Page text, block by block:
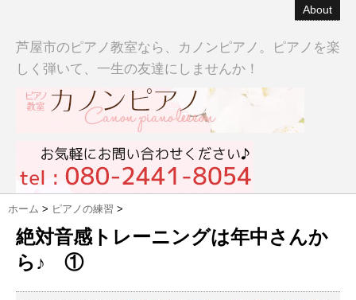
About
芦屋市のピアノ教室なら、カノンピアノ。ピアノを楽
しく弾いて、一生の友達にしませんか！
ホーム > ピアノの練習 >
絶対音感トレーニングは年中さんか
ら♪ ①